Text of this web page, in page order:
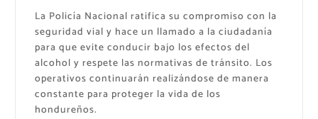
La Policía Nacional ratifica su compromiso con la
seguridad vial y hace un llamado a la ciudadanía
para que evite conducir bajo los efectos del
alcohol y respete las normativas de tránsito. Los
operativos continuarán realizándose de manera
constante para proteger la vida de los
hondureños.